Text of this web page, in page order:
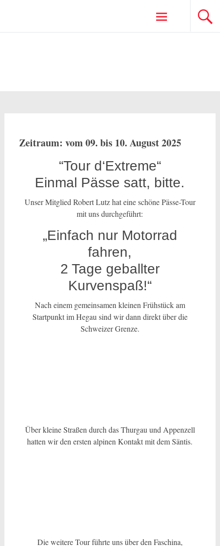
Zeitraum: vom 09. bis 10. August 2025
“Tour d‘Extreme“
Einmal Pässe satt, bitte.
Unser Mitglied Robert Lutz hat eine schöne Pässe-Tour
mit uns durchgeführt:
„Einfach nur Motorrad
fahren,
2 Tage geballter
Kurvenspaß!“
Nach einem gemeinsamen kleinen Frühstück am
Startpunkt im Hegau sind wir dann direkt über die
Schweizer Grenze.
Über kleine Straßen durch das Thurgau und Appenzell
hatten wir den ersten alpinen Kontakt mit dem Säntis.
Die weitere Tour führte uns über den Faschina,